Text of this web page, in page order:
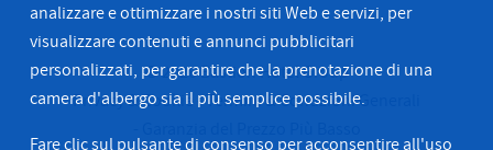
© 2026 Bastion Hotel Group
Privacy & Cookie Termini & Condzioni Generali
analizzare e ottimizzare i nostri siti Web e servizi, per
visualizzare contenuti e annunci pubblicitari
personalizzati, per garantire che la prenotazione di una
camera d'albergo sia il più semplice possibile.
Fare clic sul pulsante di consenso per acconsentire all'uso